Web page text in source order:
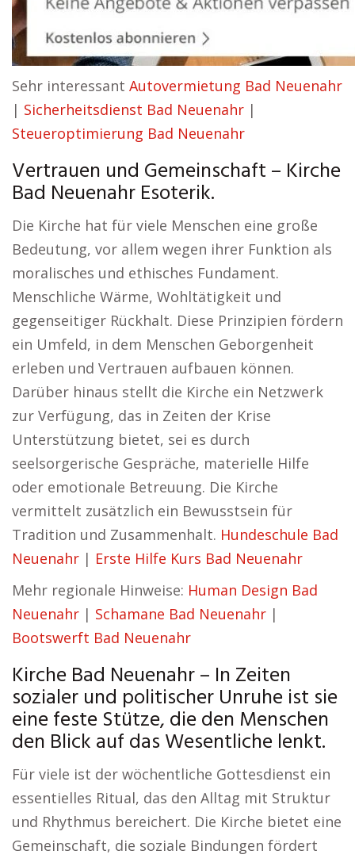
Sehr interessant Autovermietung Bad Neuenahr
| Sicherheitsdienst Bad Neuenahr |
Steueroptimierung Bad Neuenahr
Vertrauen und Gemeinschaft – Kirche
Bad Neuenahr Esoterik.
Die Kirche hat für viele Menschen eine große
Bedeutung, vor allem wegen ihrer Funktion als
moralisches und ethisches Fundament.
Menschliche Wärme, Wohltätigkeit und
gegenseitiger Rückhalt. Diese Prinzipien fördern
ein Umfeld, in dem Menschen Geborgenheit
erleben und Vertrauen aufbauen können.
Darüber hinaus stellt die Kirche ein Netzwerk
zur Verfügung, das in Zeiten der Krise
Unterstützung bietet, sei es durch
seelsorgerische Gespräche, materielle Hilfe
oder emotionale Betreuung. Die Kirche
vermittelt zusätzlich ein Bewusstsein für
Tradition und Zusammenhalt. Hundeschule Bad
Neuenahr | Erste Hilfe Kurs Bad Neuenahr
Mehr regionale Hinweise: Human Design Bad
Neuenahr | Schamane Bad Neuenahr |
Bootswerft Bad Neuenahr
Kirche Bad Neuenahr – In Zeiten
sozialer und politischer Unruhe ist sie
eine feste Stütze, die den Menschen
den Blick auf das Wesentliche lenkt.
Für viele ist der wöchentliche Gottesdienst ein
essentielles Ritual, das den Alltag mit Struktur
und Rhythmus bereichert. Die Kirche bietet eine
Gemeinschaft, die soziale Bindungen fördert